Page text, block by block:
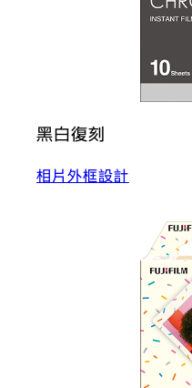
黑白復刻
相片外框設計